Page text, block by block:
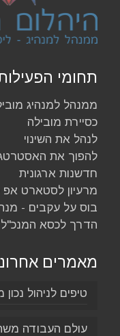
תחומי
ממנהל למנהיג
כסיירת מובילה
לנהל את השינוי
להפוך את
חדשנות ארגונית
מרעיון לסטארט אפ
בוס על עקבים -
הדרך לכסא המנכ"ל
מאמרים
טיפים לניהול נכון מ-50
עולם העבודה